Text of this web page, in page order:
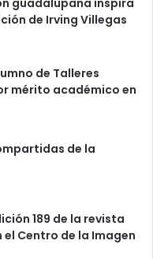
guadalupana inspira
de Irving Villegas
de Talleres
mérito académico en
de la
189 de la revista
Centro de la Imagen